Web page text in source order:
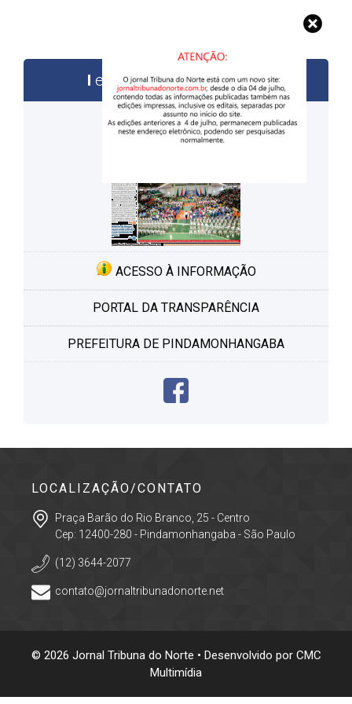
edições anteriores
ACESSO À INFORMAÇÃO
PORTAL DA TRANSPARÊNCIA
PREFEITURA DE PINDAMONHANGABA
LOCALIZAÇÃO/CONTATO
Praça Barão do Rio Branco, 25 - Centro
Cep: 12400-280 - Pindamonhangaba - São Paulo
(12) 3644-2077
contato@jornaltribunadonorte.net
© 2026 Jornal Tribuna do Norte • Desenvolvido por CMC
Multimídia